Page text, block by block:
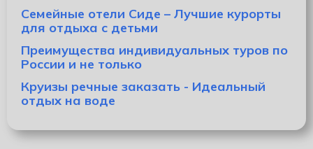
Семейные отели Сиде – Лучшие курорты
для отдыха с детьми
Преимущества индивидуальных туров по
России и не только
Круизы речные заказать - Идеальный
отдых на воде